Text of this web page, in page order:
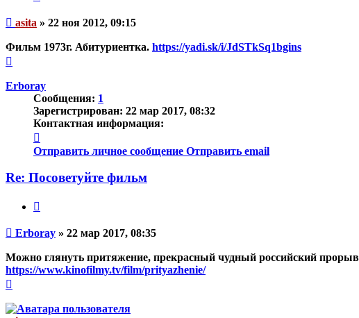
Непрочитанное
asita » 22 ноя 2012, 09:15
Фильм 1973г. Абитуриентка. https://yadi.sk/i/JdSTkSq1bgins
началу
Erboray
Сообщения: 1
Зарегистрирован: 22 мар 2017, 08:32
Контактная информация:
информация
пользователя
Отправить личное сообщение Отправить email
Re: Посоветуйте фильм
Непрочитанное
сообщение
Erboray » 22 мар 2017, 08:35
Можно глянуть притяжение, прекрасный чудный российский
https://www.kinofilmy.tv/film/prityazhenie/
началу